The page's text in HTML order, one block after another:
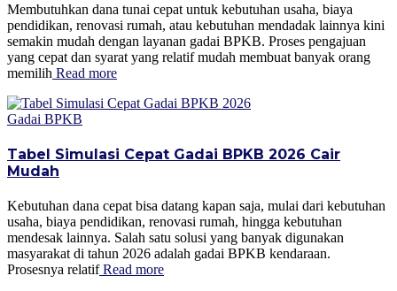
Membutuhkan dana tunai cepat untuk kebutuhan usaha, biaya
pendidikan, renovasi rumah, atau kebutuhan mendadak lainnya kini
semakin mudah dengan layanan gadai BPKB. Proses pengajuan
yang cepat dan syarat yang relatif mudah membuat banyak orang
memilih Read more
Gadai BPKB
Tabel Simulasi Cepat Gadai BPKB 2026 Cair
Mudah
Kebutuhan dana cepat bisa datang kapan saja, mulai dari kebutuhan
usaha, biaya pendidikan, renovasi rumah, hingga kebutuhan
mendesak lainnya. Salah satu solusi yang banyak digunakan
masyarakat di tahun 2026 adalah gadai BPKB kendaraan.
Prosesnya relatifRead more